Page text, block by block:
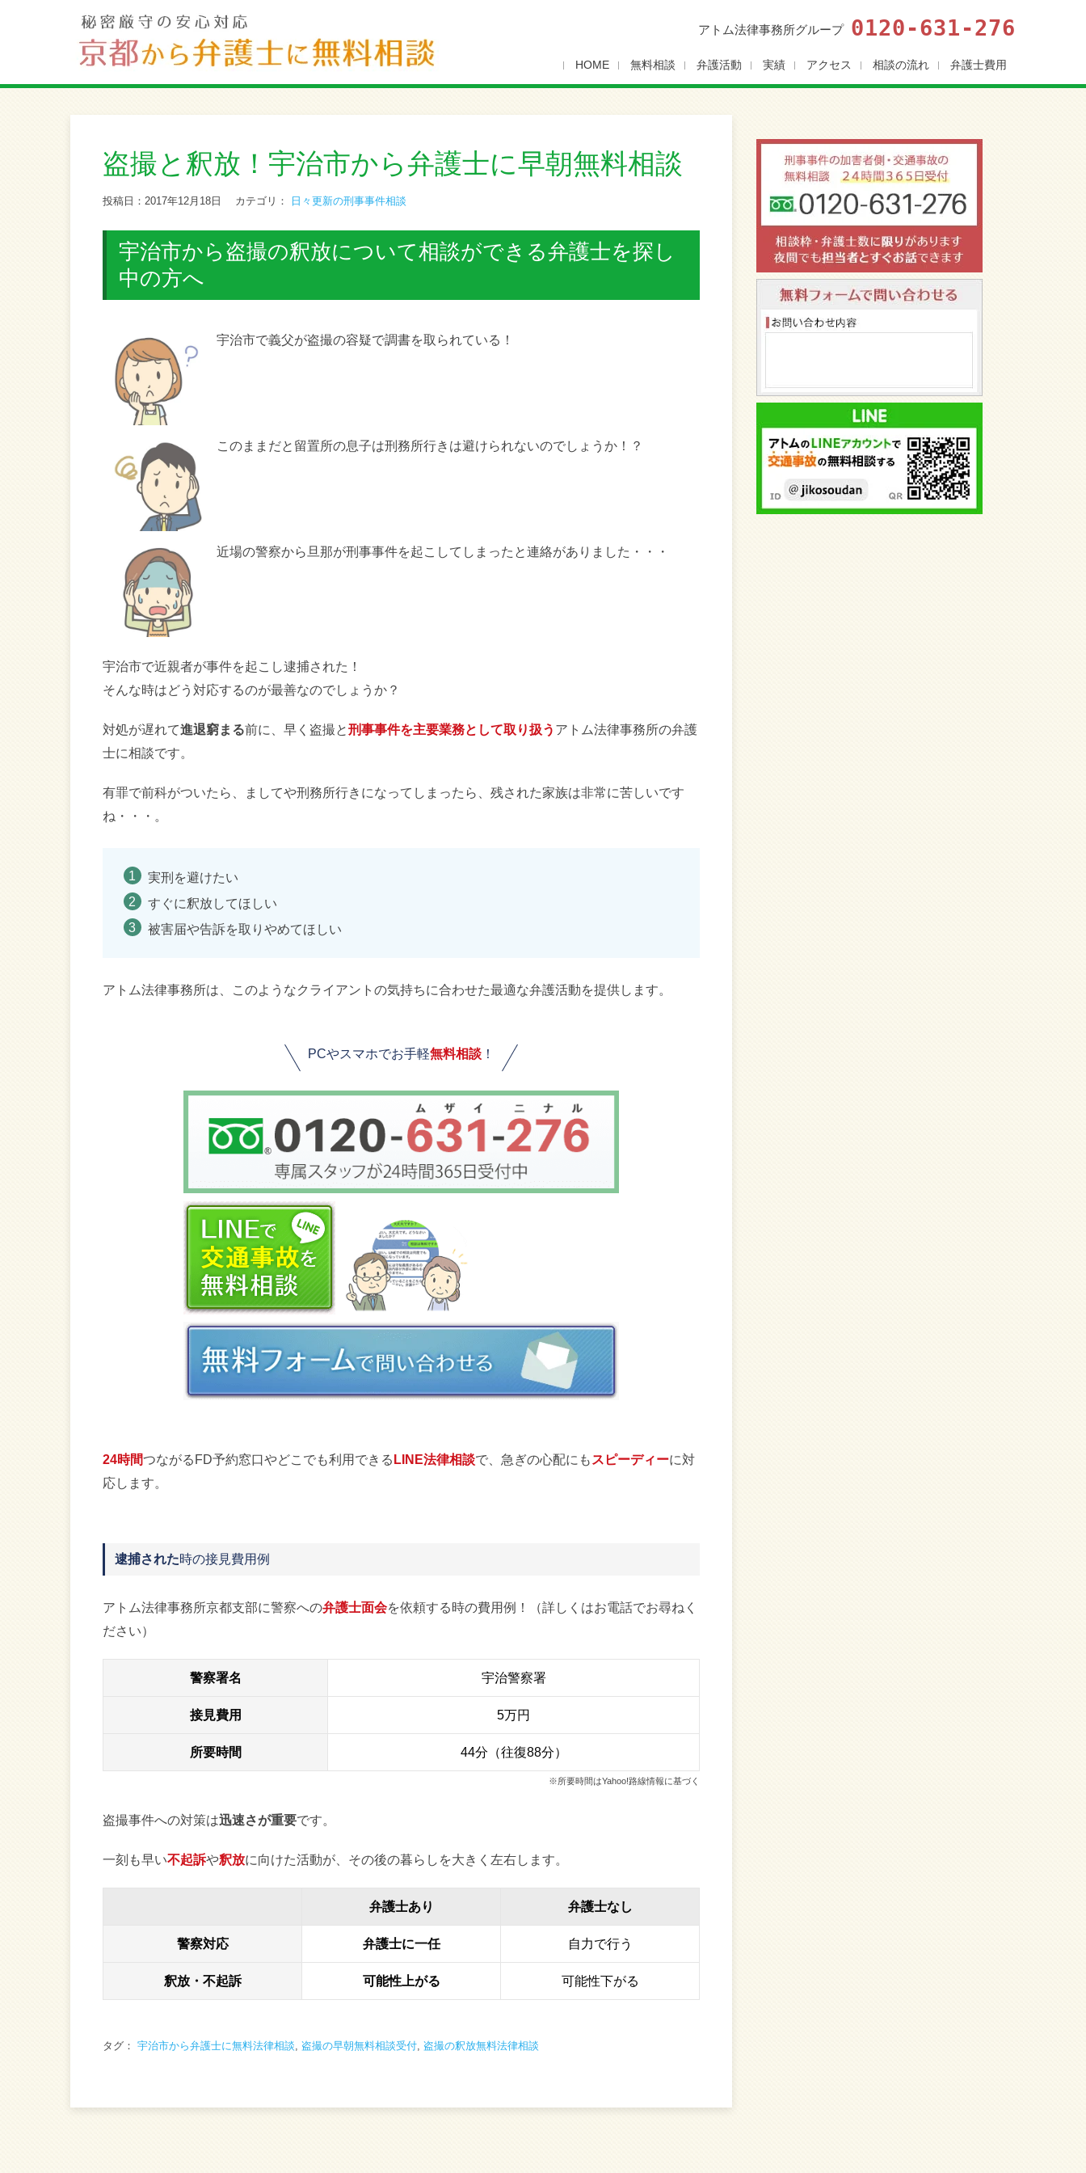
アトム法律事務所グループ 0120-631-276
HOME 無料相談 弁護活動 実績 アクセス 相談の流れ 弁護士費用
盗撮と釈放！宇治市から弁護士に早朝無料相談
投稿日：2017年12月18日 カテゴリ： 日々更新の刑事事件相談
宇治市から盗撮の釈放について相談ができる弁護士を探し
中の方へ
宇治市で義父が盗撮の容疑で調書を取られている！
このままだと留置所の息子は刑務所行きは避けられないのでしょうか！？
近場の警察から旦那が刑事事件を起こしてしまったと連絡がありました・・・
宇治市で近親者が事件を起こし逮捕された！
そんな時はどう対応するのが最善なのでしょうか？
対処が遅れて進退窮まる前に、早く盗撮と刑事事件を主要業務として取り扱う アトム法律事務所の弁護
士に相談です。
有罪で前科がついたら、ましてや刑務所行きになってしまったら、残された家族は非常に苦しいです
ね・・・。
実刑を避けたい
すぐに釈放してほしい
被害届や告訴を取りやめてほしい
アトム法律事務所は、このようなクライアントの気持ちに合わせた最適な弁護活動を提供します。
PCやスマホでお手軽無料相談 ！
24時間つながるFD予約窓口やどこでも利用できるLINE法律相談で、急ぎの心配にも スピーディーに対
応します。
逮捕された時の接見費用例
アトム法律事務所京都支部に警察への弁護士面会を依頼する時の費用例！（詳しくはお電話でお尋ねく
ださい）
警察署名 宇治警察署
接見費用 5万円
所要時間 44分（往復88分）
※所要時間はYahoo!路線情報に基づく
盗撮事件への対策は迅速さが重要です。
一刻も早い不起訴や釈放に向けた活動が、その後の暮らしを大きく左右します。
弁護士あり 弁護士なし
警察対応 弁護士に一任 自力で行う
釈放・不起訴 可能性上がる 可能性下がる
タグ： 宇治市から弁護士に無料法律相談 盗撮の早朝無料相談受付 盗撮の釈放無料法律相談